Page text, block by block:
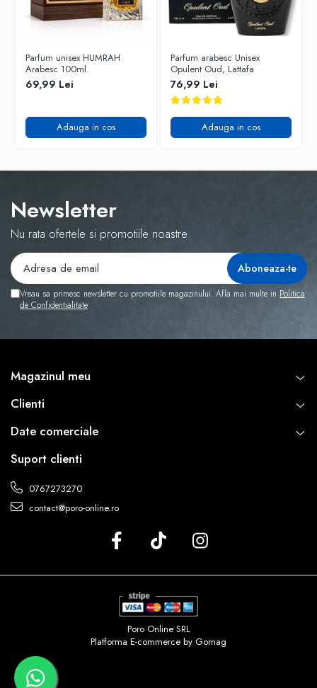
Parfum unisex HUMRAH
Arabesc 100ml
69,99 Lei
Adauga in cos
Parfum arabesc Unisex
Opulent Oud, Lattafa
76,99 Lei
Adauga in cos
Newsletter
Nu rata ofertele si promotiile noastre
Vreau sa primesc newsletter cu promotiile magazinului. Afla mai multe in Politica
de Confidentialitate
Magazinul meu
Clienti
Date comerciale
Suport clienti
0767273270
contact@poro-online.ro
Poro Online SRL
Platforma E-commerce by Gomag